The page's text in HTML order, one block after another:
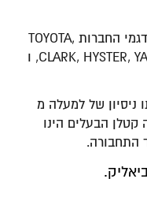
בין דגמי המלגזות המובילים נמנים דגמי החברות TOYOTA,
CLARK, HYSTER, YALE, STILL , LINDA, CATERPILLAR, ו
ניסיון של למעלה מ
קטלן הבעלים הינו
התחבורה.